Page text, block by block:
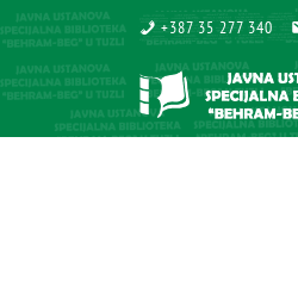
+387 35 277 340
+387 35 277 340